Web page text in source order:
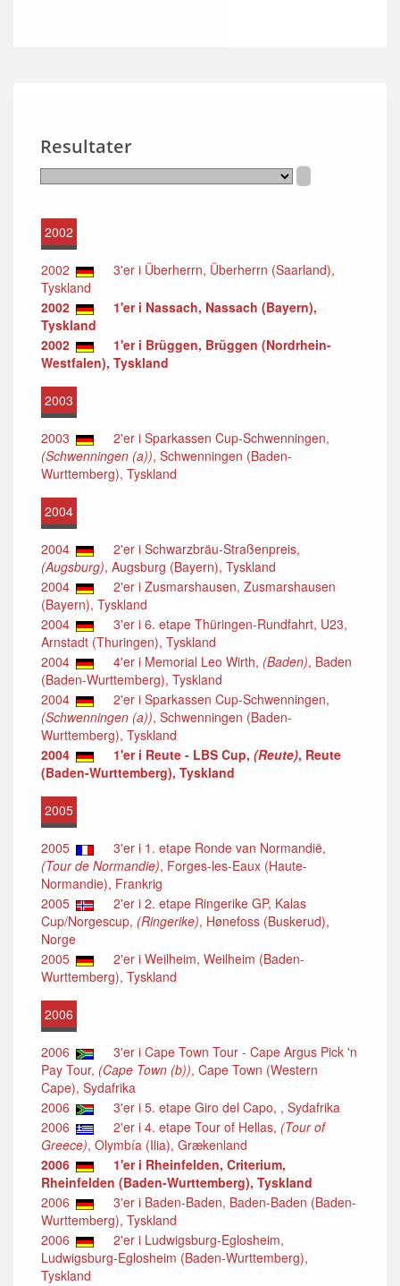
Resultater
2002
2002
3'er i Überherrn, Überherrn (Saarland),
Tyskland
2002
1'er i Nassach, Nassach (Bayern),
Tyskland
2002
1'er i Brüggen, Brüggen (Nordrhein-
Westfalen), Tyskland
2003
2003
2'er i Sparkassen Cup-Schwenningen,
(Schwenningen (a)), Schwenningen (Baden-
Wurttemberg), Tyskland
2004
2004
2'er i Schwarzbräu-Straßenpreis,
(Augsburg), Augsburg (Bayern), Tyskland
2004
2'er i Zusmarshausen, Zusmarshausen
(Bayern), Tyskland
2004
3'er i 6. etape Thüringen-Rundfahrt, U23,
Arnstadt (Thuringen), Tyskland
2004
4'er i Memorial Leo Wirth, (Baden), Baden
(Baden-Wurttemberg), Tyskland
2004
2'er i Sparkassen Cup-Schwenningen,
(Schwenningen (a)), Schwenningen (Baden-
Wurttemberg), Tyskland
2004
1'er i Reute - LBS Cup, (Reute), Reute
(Baden-Wurttemberg), Tyskland
2005
2005
3'er i 1. etape Ronde van Normandië,
(Tour de Normandie), Forges-les-Eaux (Haute-
Normandie), Frankrig
2005
2'er i 2. etape Ringerike GP, Kalas
Cup/Norgescup, (Ringerike), Hønefoss (Buskerud),
Norge
2005
2'er i Weilheim, Weilheim (Baden-
Wurttemberg), Tyskland
2006
2006
3'er i Cape Town Tour - Cape Argus Pick 'n
Pay Tour, (Cape Town (b)), Cape Town (Western
Cape), Sydafrika
2006
3'er i 5. etape Giro del Capo, , Sydafrika
2006
2'er i 4. etape Tour of Hellas, (Tour of
Greece), Olymbía (Ilia), Grækenland
2006
1'er i Rheinfelden, Criterium,
Rheinfelden (Baden-Wurttemberg), Tyskland
2006
3'er i Baden-Baden, Baden-Baden (Baden-
Wurttemberg), Tyskland
2006
2'er i Ludwigsburg-Eglosheim,
Ludwigsburg-Eglosheim (Baden-Wurttemberg),
Tyskland